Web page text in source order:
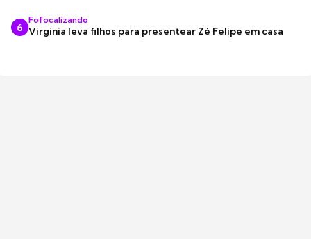
6
Fofocalizando
Virginia leva filhos para presentear Zé Felipe em casa